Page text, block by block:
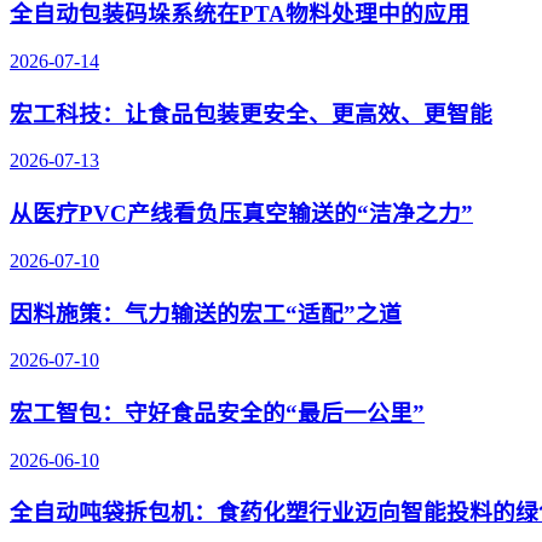
全自动包装码垛系统在PTA物料处理中的应用
2026-07-14
宏工科技：让食品包装更安全、更高效、更智能
2026-07-13
从医疗PVC产线看负压真空输送的“洁净之力”
2026-07-10
因料施策：气力输送的宏工“适配”之道
2026-07-10
宏工智包：守好食品安全的“最后一公里”
2026-06-10
全自动吨袋拆包机：食药化塑行业迈向智能投料的